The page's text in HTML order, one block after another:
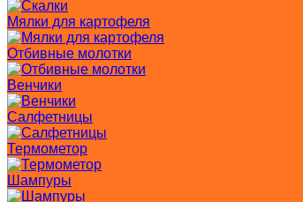
Мялки для картофеля
Отбивные молотки
Венчики
Салфетницы
Термометор
Шампуры